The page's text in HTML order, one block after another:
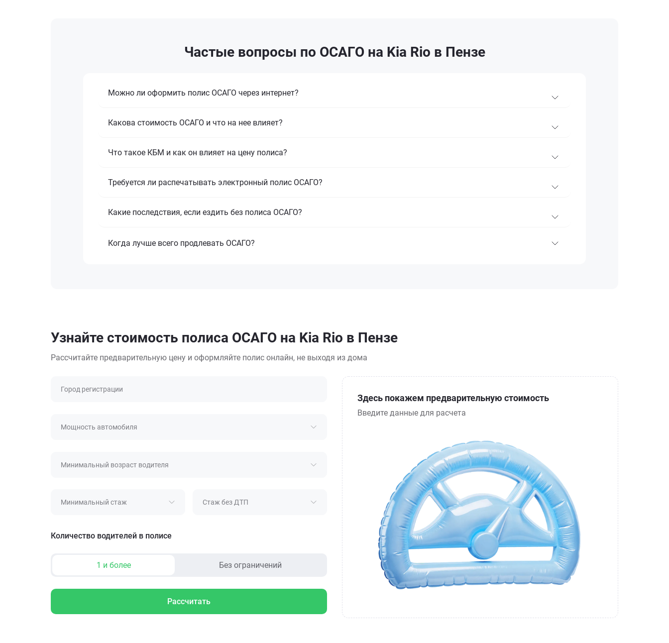
Частые вопросы по ОСАГО на Kia Rio в Пензе
Можно ли оформить полис ОСАГО через интернет?
Какова стоимость ОСАГО и что на нее влияет?
Что такое КБМ и как он влияет на цену полиса?
Требуется ли распечатывать электронный полис ОСАГО?
Какие последствия, если ездить без полиса ОСАГО?
Когда лучше всего продлевать ОСАГО?
Узнайте стоимость полиса ОСАГО на Kia Rio в Пензе
Рассчитайте предварительную цену и оформляйте полис онлайн, не выходя из дома
Город регистрации
Мощность автомобиля
Минимальный возраст водителя
Минимальный стаж Стаж без ДТП
Количество водителей в полисе
1 и более Без ограничений
Рассчитать
Здесь покажем предварительную стоимость
Введите данные для расчета